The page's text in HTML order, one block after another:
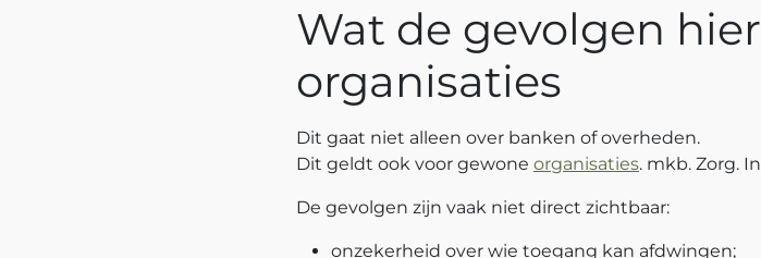
Wat de gevolgen
organisaties
Dit gaat niet alleen over banken of overheden.
Dit geldt ook voor gewone organisaties. mkb. Zorg.
De gevolgen zijn vaak niet direct zichtbaar:
onzekerheid over wie toegang kan afdwingen;